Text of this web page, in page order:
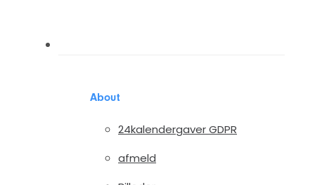
About
24kalendergaver GDPR
afmeld